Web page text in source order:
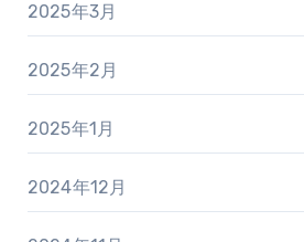
2025年3月
2025年2月
2025年1月
2024年12月